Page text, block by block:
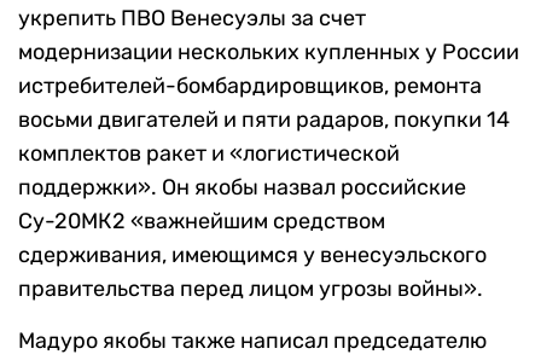
укрепить ПВО Венесуэлы за счет
модернизации нескольких купленных у России
истребителей-бомбардировщиков, ремонта
восьми двигателей и пяти радаров, покупки 14
комплектов ракет и «логистической
поддержки». Он якобы назвал российские
Су-20МК2 «важнейшим средством
сдерживания, имеющимся у венесуэльского
правительства перед лицом угрозы войны».
Мадуро якобы также написал председателю